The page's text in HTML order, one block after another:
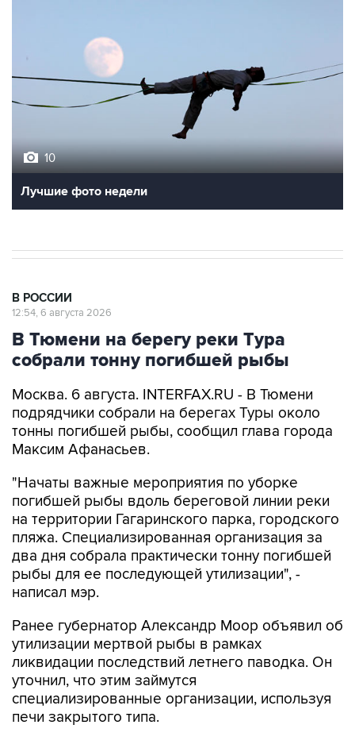
Лучшие фото недели
В Тюмени на берегу реки Тура
собрали тонну погибшей рыбы
Москва. 6 августа. INTERFAX.RU - В Тюмени
тонны погибшей рыбы, сообщил глава города
Максим Афанасьев.
"Начаты важные мероприятия по уборке
на территории Гагаринского парка, городского
пляжа. Специализированная организация за
два дня собрала практически тонну погибшей
рыбы для ее последующей утилизации", -
написал мэр.
Ранее губернатор Александр Моор объявил об
ликвидации последствий летнего паводка. Он
уточнил, что этим займутся
специализированные организации, используя
печи закрытого типа.
Говоря о причинах гибели рыбы, Моор